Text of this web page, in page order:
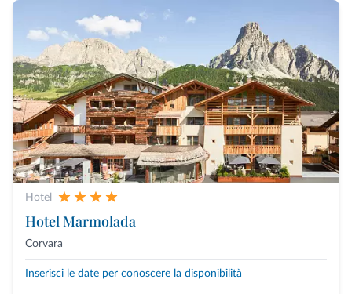
Hotel
Hotel Marmolada
Corvara
Inserisci le date per conoscere la disponibilità